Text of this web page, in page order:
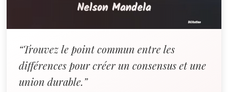
“Trouvez le point commun entre les
différences pour créer un consensus et une
union durable.”